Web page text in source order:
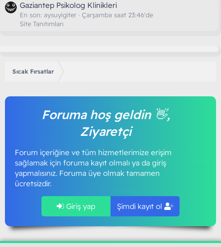
Gaziantep Psikolog Klinikleri
En son: aysuyigiter
Çarşamba saat 23:46'de
Site Tanıtımları
Sıcak Fırsatlar
Foruma hoş geldin 👋,
Ziyaretçi
Forum içeriğine ve tüm hizmetlerimize erişim
sağlamak için foruma kayıt olmalı ya da giriş
yapmalısınız. Foruma üye olmak tamamen
ücretsizdir.
Giriş yap Şimdi kayıt ol